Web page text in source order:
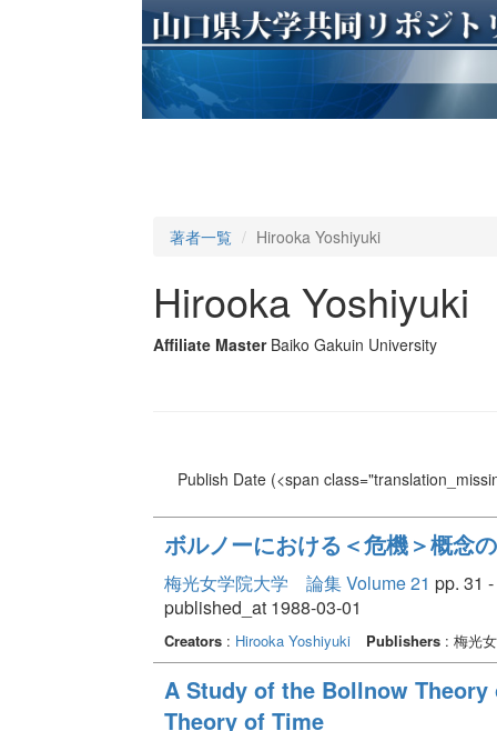
著者一覧 Hirooka Yoshiyuki
Hirooka Yoshiyuki
Affiliate Master Baiko Gakuin University
Publish Date(<span
ボルノーにおける＜危機＞概念
梅光女学院大学 論集 Volume 21 pp. 31
published_at 1988-03-01
Creators: Hirooka Yoshiyuki Publishers: 梅光
A Study of the Bollnow
Theory of Time